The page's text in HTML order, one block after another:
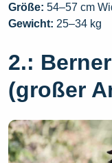
Größe: 54–57 cm
Gewicht: 25–34 kg
2.:
(großer